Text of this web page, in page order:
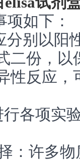
如下：
别以阳
二份，
性反应
项实验
许多物